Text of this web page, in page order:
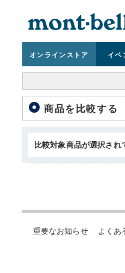
オンラインストア イベ
商品を比較する
比較対象商品が選択され
重要なお知らせ よくあ